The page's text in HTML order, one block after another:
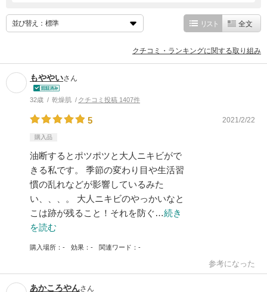
並び替え： リスト 全文
クチコミ・ランキングに関する取り組み
もややいさん
32歳 乾燥肌 クチコミ投稿 1407件
5 2021/2/22
購入品
油断するとポツポツと大人ニキビがで
きる私です。 季節の変わり目や生活習
慣の乱れなどが影響しているみた
い、、、。 大人ニキビのやっかいなと
こは跡が残ること！それを防ぐ…続き
を読む
購入場所 - 効果 - 関連ワード -
参考になった
あかころやんさん